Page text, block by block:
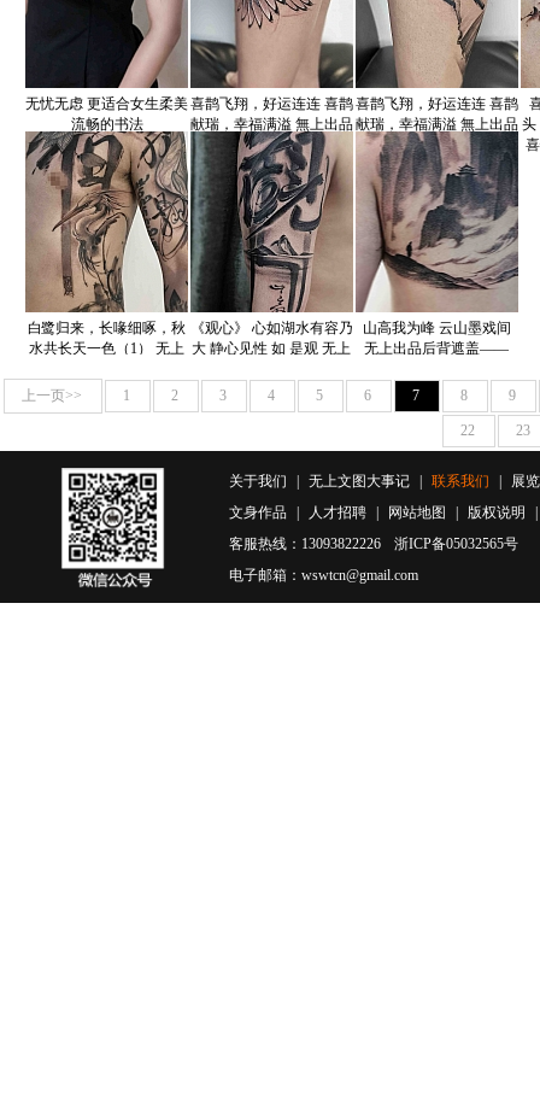
无忧无虑 更适合女生柔美
流畅的书法
喜鹊飞翔，好运连连 喜鹊
献瑞，幸福满溢 無上出品
——
喜鹊飞翔，好运连连 喜鹊
献瑞，幸福满溢 無上出品
——
头
白鹭归来，长喙细啄，秋
水共长天一色（1） 无上
《观心》 心如湖水有容乃
大 静心见性 如 是观 无上
山高我为峰 云山墨戏间
无上出品后背遮盖——
上一页>> 1 2 3 4 5 6 7 8 9
22 23
关于我们 无上文图大事记 联系我们
展
文身作品
人才招聘 网站地图 版权说明
客服热线：13093822226
浙ICP备05032565号
电子邮箱：wswtcn@gmail.com